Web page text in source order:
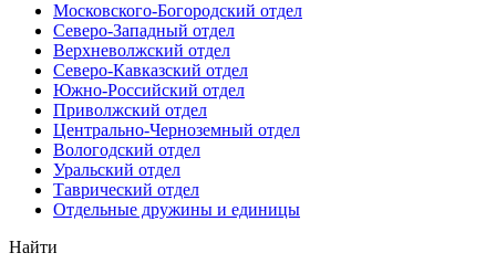
Московского-Богородский отдел
Северо-Западный отдел
Верхневолжский отдел
Северо-Кавказский отдел
Южно-Российский отдел
Приволжский отдел
Центрально-Черноземный отдел
Вологодский отдел
Уральский отдел
Таврический отдел
Отдельные дружины и единицы
Найти